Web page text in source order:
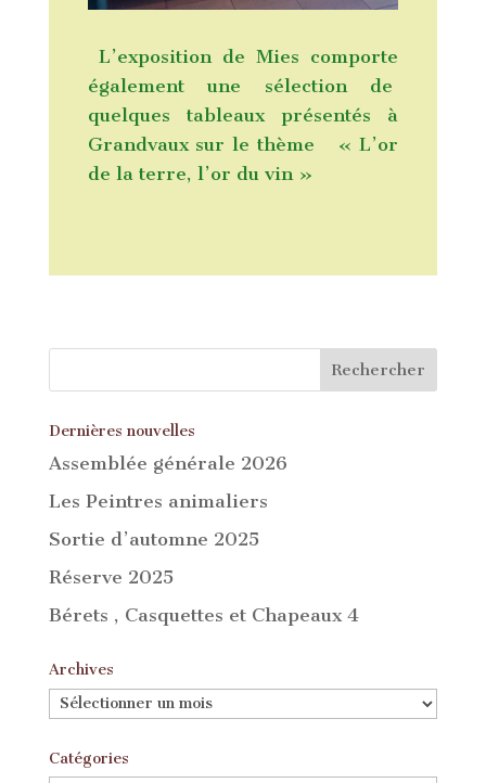
L’exposition de Mies comporte
également une sélection de
quelques tableaux présentés à
Grandvaux sur le thème « L’or
de la terre, l’or du vin »
Dernières nouvelles
Assemblée générale 2026
Les Peintres animaliers
Sortie d’automne 2025
Réserve 2025
Bérets , Casquettes et Chapeaux 4
Archives
Archives
Catégories